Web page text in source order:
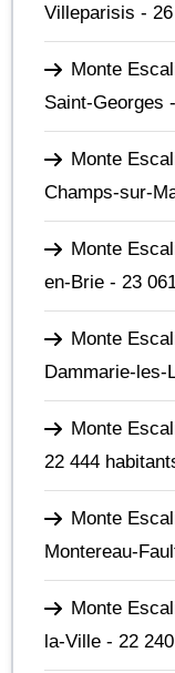
Villeparisis -
Monte
Saint-Georges
Monte
Champs-sur-
Monte
en-Brie - 23
Monte
Dammarie-les-
Monte
22 444
Monte
Montereau-
Monte
la-Ville - 22